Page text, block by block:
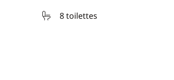
8 toilettes